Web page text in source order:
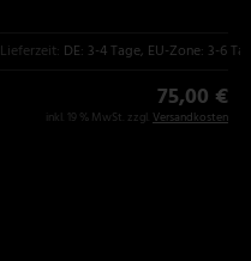
Lieferzeit: DE: 3-4 Tage, EU-Zone: 3-6 Tage
75,00 €
inkl. 19 % MwSt. zzgl. Versandkosten